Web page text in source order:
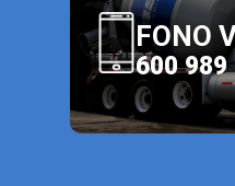
FONO
600 989